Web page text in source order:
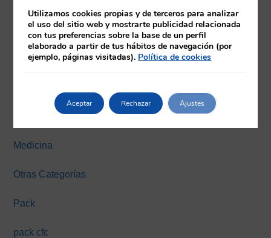
Expertos Enfermería Universidad Europea Miguel de
Cervantes
Farmacia
Máster y Expertos Online
Medicina
Otras Categorías
Pack
pack cfc
Utilizamos cookies propias y de terceros para analizar
el uso del sitio web y mostrarte publicidad relacionada
con tus preferencias sobre la base de un perfil
elaborado a partir de tus hábitos de navegación (por
ejemplo, páginas visitadas). Política de cookies
Aceptar Rechazar Ajustes